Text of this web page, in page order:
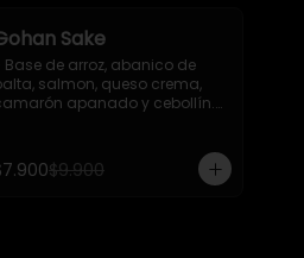
Sake
Base de arroz, abanico de
salmon, queso crema,
apanado y cebollín.
$9.900